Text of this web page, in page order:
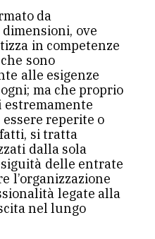
da
ove
in competenze
sono
alle esigenze
ma che proprio
estremamente
reperite o
si tratta
dalla sola
delle entrate
l’organizzazione
legate alla
nel lungo